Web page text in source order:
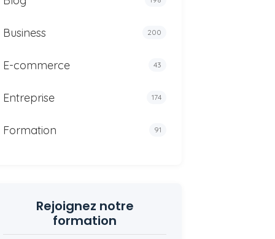
Business 200
E-commerce 43
Entreprise 174
Formation 91
Rejoignez notre
formation